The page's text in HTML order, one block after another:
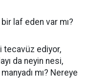
laf eden var mı?
tecavüz ediyor,
da neyin nesi,
mı? Nereye